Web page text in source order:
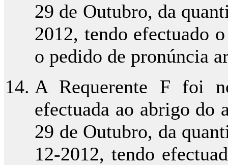
29 de Outubro, da
2012, tendo efectuado
o pedido de pronúncia
A Requerente F foi
efectuada ao abrigo do
29 de Outubro, da
12-2012, tendo